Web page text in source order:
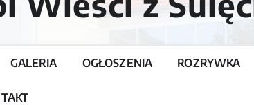
GALERIA OGŁOSZENIA ROZRYWKA